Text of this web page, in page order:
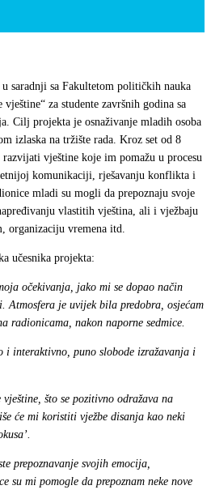
saradnji sa Fakultetom političkih nauka
za studente završnih godina sa
Cilj projekta je osnaživanje mladih osoba
izlaska na tržište rada. Kroz set od 8
vještine koje im pomažu u procesu
komunikaciji, rješavanju konflikta i
mladi su mogli da prepoznaju svoje
vlastitih vještina, ali i vježbaju
organizaciju vremena itd.
učesnika projekta:
očekivanja, jako mi se dopao način
Atmosfera je uvijek bila predobra, osjećam
radionicama, nakon naporne sedmice.
i interaktivno, puno slobode izražavanja i
što se pozitivno odražava na
će mi koristiti vježbe disanja kao neki
prepoznavanje svojih emocija,
su mi pomogle da prepoznam neke nove